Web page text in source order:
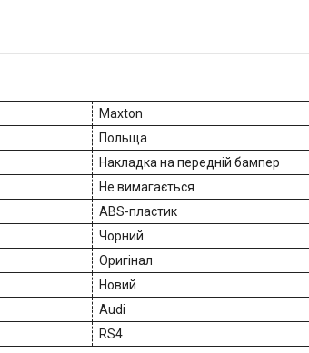
Maxton
Польща
Накладка на передній бампер
Не вимагається
ABS-пластик
Чорний
Оригінал
Новий
Audi
RS4